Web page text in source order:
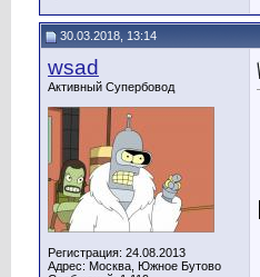
30.03.2018, 13:14
wsad
Активный Супербовод
Регистрация: 24.08.2013
Адрес: Москва, Южное Бутово